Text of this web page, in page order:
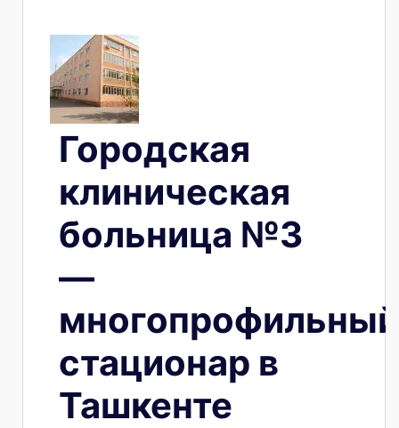
Городская
клиническая
больница №3
—
многопрофильный
стационар в
Ташкенте